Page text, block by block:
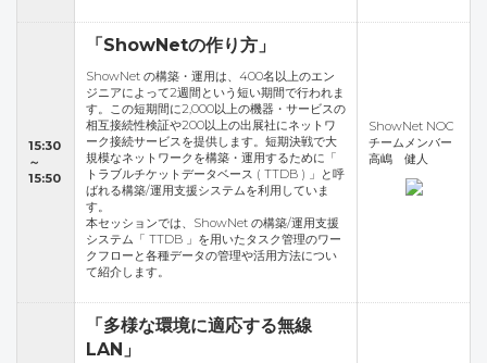
15:30
～
15:50
「ShowNetの作り方」
ShowNet の構築・運用は、400名以上のエン
ジニアによって2週間という短い期間で行われま
す。この短期間に2,000以上の機器・サービスの
相互接続性検証や200以上の出展社にネットワ
ーク接続サービスを提供します。短期決戦で大
規模なネットワークを構築・運用するために「
トラブルチケットデータベース ( TTDB ) 」と呼
ばれる構築/運用支援システムを利用していま
す。
本セッションでは、ShowNet の構築/運用支援
システム「 TTDB 」を用いたタスク管理のワー
クフローと各種データの管理や活用方法につい
て紹介します。
ShowNet NOC
チームメンバー
高嶋 健人
「多様な環境に適応する無線
LAN」